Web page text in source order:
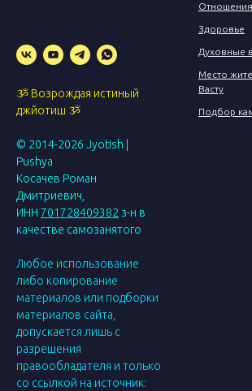
ૐ Возрождая истиный
джйотиш ૐ
© 2014-2026 Jyotish |
Pushya
Косачев Роман
Дмитриевич,
ИНН 701728409382 з-н в
качестве самозанятого
Любое использование
либо копирование
материалов или подборки
материалов сайта,
допускается лишь с
разрешения
правообладателя и только
со ссылкой на источник:
Здоровье
Духовные
Место
Васту
Подбор